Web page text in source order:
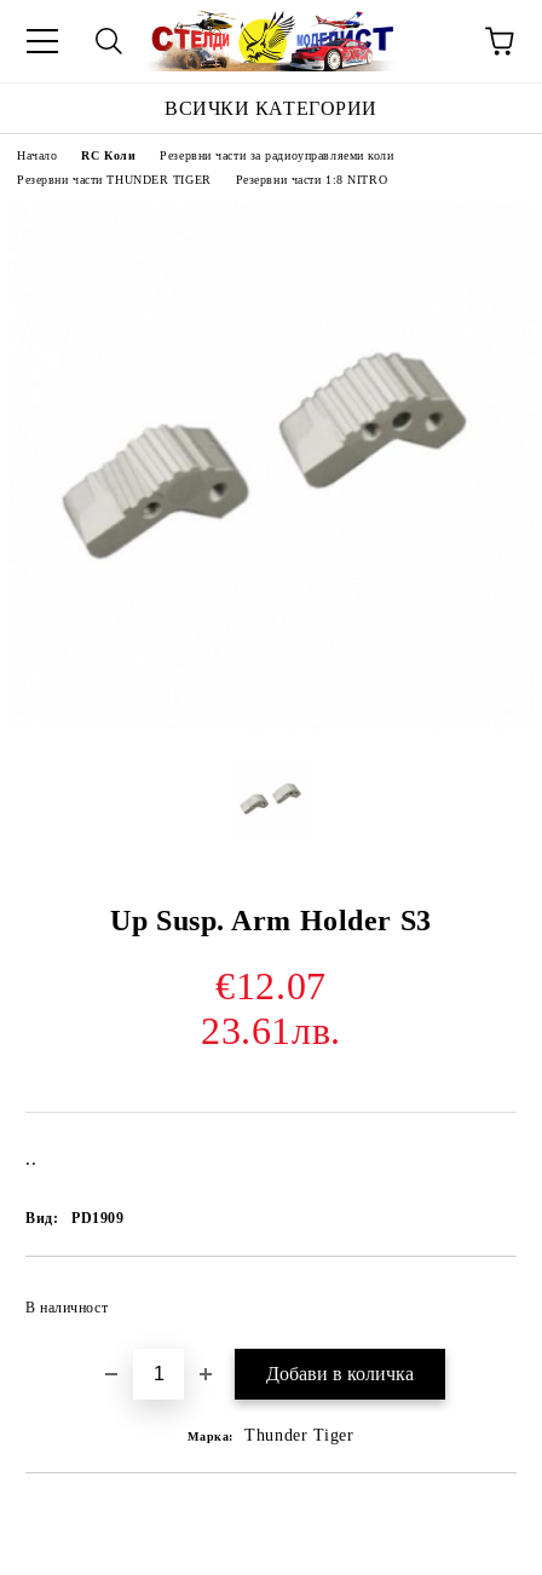
ВСИЧКИ КАТЕГОРИИ
Начало RC Коли
Резервни части за радиоуправляеми коли
Резервни части THUNDER TIGER
Резервни части 1:8 NITRO
Up Susp. Arm Holder S3
€12.07
23.61лв.
..
Вид: PD1909
В наличност
Марка: Thunder Tiger